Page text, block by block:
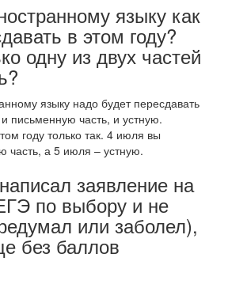
языку как
в этом году?
одну из двух частей
языку надо будет пересдавать
письменную часть, и устную.
году только так. 4 июля вы
часть, а 5 июля – устную.
заявление на
по выбору и не
или заболел),
без баллов